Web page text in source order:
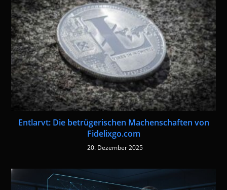
Entlarvt: Die betrügerischen Machenschaften von
Fidelixgo.com
20. Dezember 2025